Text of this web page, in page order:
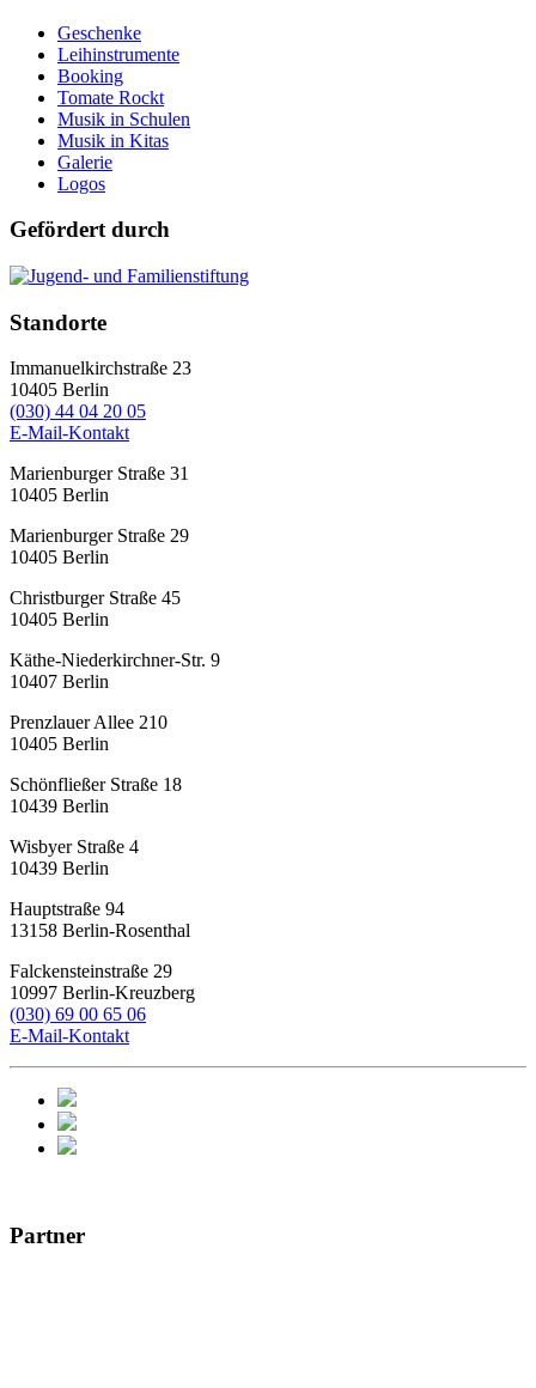
Geschenke
Leihinstrumente
Booking
Tomate Rockt
Musik in Schulen
Musik in Kitas
Galerie
Logos
Gefördert durch
Standorte
Immanuelkirchstraße 23
10405 Berlin
(030) 44 04 20 05
E-Mail-Kontakt
Marienburger Straße 31
10405 Berlin
Marienburger Straße 29
10405 Berlin
Christburger Straße 45
10405 Berlin
Käthe-Niederkirchner-Str. 9
10407 Berlin
Prenzlauer Allee 210
10405 Berlin
Schönfließer Straße 18
10439 Berlin
Wisbyer Straße 4
10439 Berlin
Hauptstraße 94
13158 Berlin-Rosenthal
Falckensteinstraße 29
10997 Berlin-Kreuzberg
(030) 69 00 65 06
E-Mail-Kontakt
Partner